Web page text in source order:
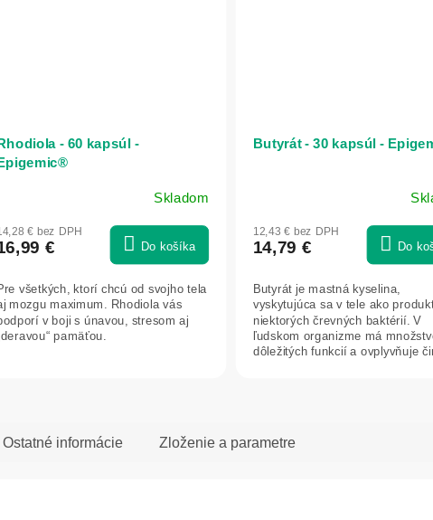
Rhodiola - 60 kapsúl -
Epigemic®
Skladom
€ bez DPH
€ Do košíka
všetkých, ktorí chcú od svojho tela
mozgu maximum. Rhodiola vás
v boji s únavou, stresom aj
pamäťou.
Butyrát - 30 kapsúl -
12,43 € bez DPH
14,79 € Do
Butyrát je mastná kyselina,
vyskytujúca sa v tele ako
niektorých črevných baktérií. V
ľudskom organizme má
dôležitých funkcií a ovplyvňuje
Ostatné informácie Zloženie a parametre